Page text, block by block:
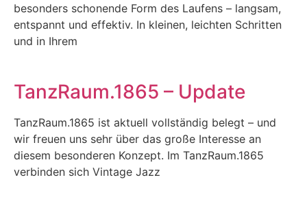
besonders schonende Form des Laufens – langsam,
entspannt und effektiv. In kleinen, leichten Schritten
und in Ihrem
TanzRaum.1865 – Update
TanzRaum.1865 ist aktuell vollständig belegt – und
wir freuen uns sehr über das große Interesse an
diesem besonderen Konzept. Im TanzRaum.1865
verbinden sich Vintage Jazz